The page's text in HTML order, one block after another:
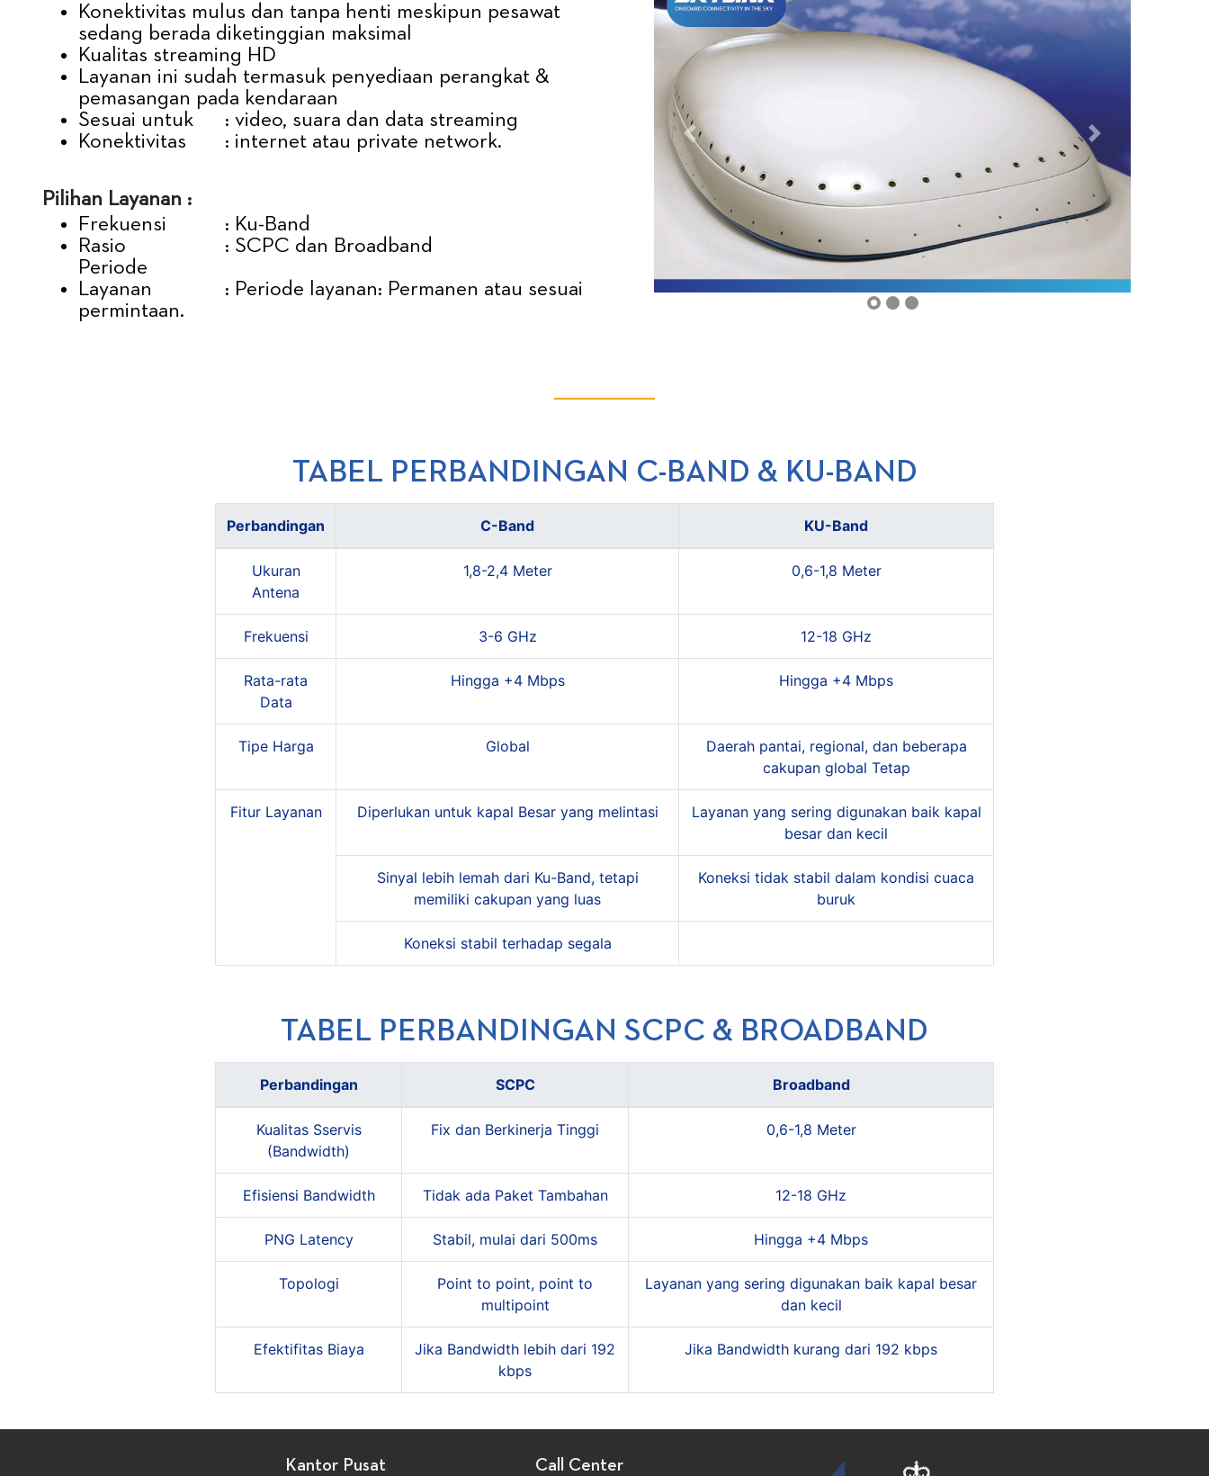
Konektivitas mulus dan tanpa henti meskipun pesawat
sedang berada diketinggian maksimal
Kualitas streaming HD
Layanan ini sudah termasuk penyediaan perangkat &
pemasangan pada kendaraan
Sesuai untuk
: video, suara dan data streaming
Konektivitas
: internet atau private network.
Pilihan Layanan :
Frekuensi
: Ku-Band
Rasio
: SCPC dan Broadband
Periode
Layanan
: Periode layanan: Permanen atau sesuai
permintaan.
Previous Next
TABEL PERBANDINGAN C-BAND & KU-BAND
Perbandingan C-Band KU-Band
Ukuran
Antena
1,8-2,4 Meter 0,6-1,8 Meter
Frekuensi 3-6 GHz 12-18 GHz
Rata-rata
Data
Hingga +4 Mbps Hingga +4 Mbps
Tipe Harga Global
Daerah pantai, regional, dan beberapa
cakupan global Tetap
Fitur Layanan Diperlukan untuk kapal Besar yang melintasi
Layanan yang sering digunakan baik kapal
besar dan kecil
Sinyal lebih lemah dari Ku-Band, tetapi
memiliki cakupan yang luas
Koneksi tidak stabil dalam kondisi cuaca
buruk
Koneksi stabil terhadap segala
TABEL PERBANDINGAN SCPC & BROADBAND
Perbandingan SCPC Broadband
Kualitas Sservis
(Bandwidth)
Fix dan Berkinerja Tinggi 0,6-1,8 Meter
Efisiensi Bandwidth Tidak ada Paket Tambahan 12-18 GHz
PNG Latency Stabil, mulai dari 500ms Hingga +4 Mbps
Topologi
Point to point, point to
multipoint
Layanan yang sering digunakan baik kapal besar
dan kecil
Efektifitas Biaya
Jika Bandwidth lebih dari 192
kbps
Jika Bandwidth kurang dari 192 kbps
Kantor Pusat Call Center